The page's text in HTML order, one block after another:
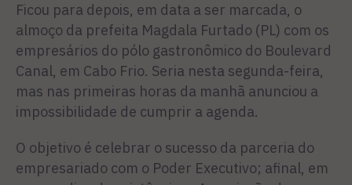
Ficou para depois, em data a ser marcada, o
almoço da prefeita Magdala Furtado (PL) com os
empresários do pólo gastronômico do Boulevard
Canal, em Cabo Frio. Seria nesta segunda-feira,
mas nas primeiras horas da manhã anunciou a
impossibilidade de cumprir a agenda.
O objetivo é celebrar o sucesso da parceria do
empresariado com o Poder Executivo; afinal, em